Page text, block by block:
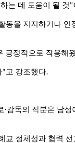
는 데 도움이 될 것
을 지지하거나
긍정적으로 작용해
"고 강조했다.
감독의 직분은 남
정체성과 협력